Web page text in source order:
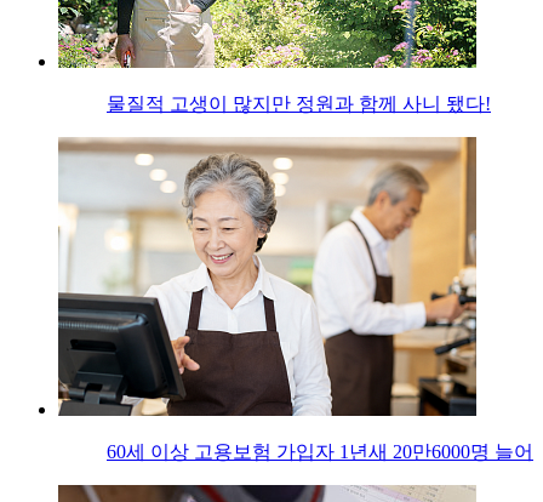
물질적 고생이 많지만 정원과 함께 사니 됐다!
60세 이상 고용보험 가입자 1년새 20만6000명 늘어